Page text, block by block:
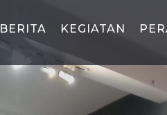
BERITA KEGIATAN